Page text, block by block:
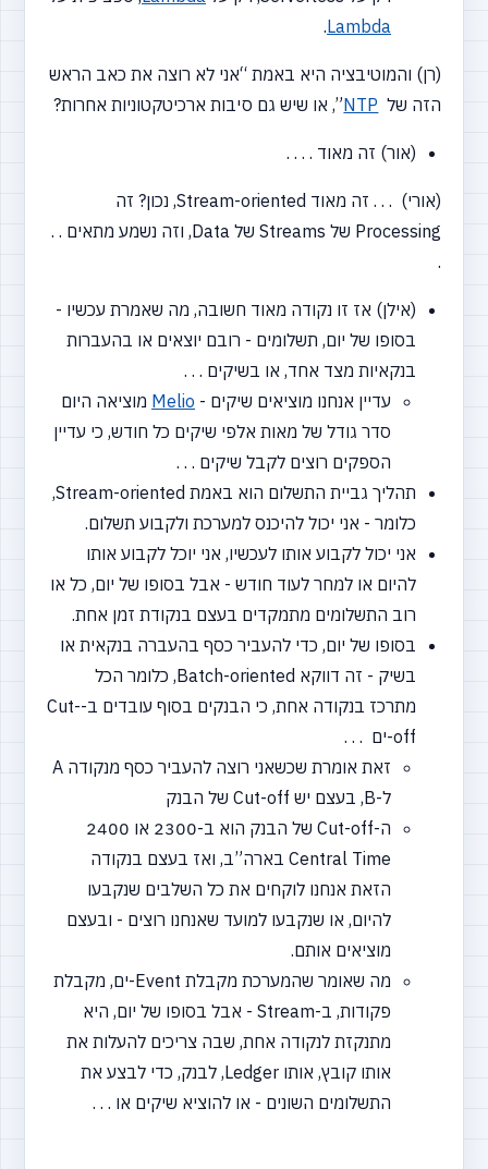
Lambda
.
(רן) והמוטיבציה היא באמת “אני לא רוצה את כאב הראש
הזה של NTP”, או שיש גם סיבות ארכיטקטוניות אחרות?
(אור) זה מאוד . . . .
(אורי) . . . זה מאוד Stream-oriented, נכון? זה
Processing של Streams של Data, וזה נשמע מתאים . .
.
(אילן) אז זו נקודה מאוד חשובה, מה שאמרת עכשיו -
בסופו של יום, תשלומים - רובם יוצאים או בהעברות
בנקאיות מצד אחד, או בשיקים . . .
עדיין אנחנו מוציאים שיקים - Melio מוציאה היום
סדר גודל של מאות אלפי שיקים כל חודש, כי עדיין
הספקים רוצים לקבל שיקים . . .
תהליך גביית התשלום הוא באמת Stream-oriented,
כלומר - אני יכול להיכנס למערכת ולקבוע תשלום.
אני יכול לקבוע אותו לעכשיו, אני יוכל לקבוע אותו
להיום או למחר לעוד חודש - אבל בסופו של יום, כל או
רוב התשלומים מתמקדים בעצם בנקודת זמן אחת.
בסופו של יום, כדי להעביר כסף בהעברה בנקאית או
בשיק - זה דווקא Batch-oriented, כלומר הכל
מתרכז בנקודה אחת, כי הבנקים בסוף עובדים ב-Cut-
off-ים . . .
זאת אומרת שכשאני רוצה להעביר כסף מנקודה A
ל-B, בעצם יש Cut-off של הבנק
ה-Cut-off של הבנק הוא ב-2300 או 2400
Central Time בארה”ב, ואז בעצם בנקודה
הזאת אנחנו לוקחים את כל השלבים שנקבעו
להיום, או שנקבעו למועד שאנחנו רוצים - ובעצם
מוציאים אותם.
מה שאומר שהמערכת מקבלת Event-ים, מקבלת
פקודות, ב-Stream - אבל בסופו של יום, היא
מתנקזת לנקודה אחת, שבה צריכים להעלות את
אותו קובץ, אותו Ledger, לבנק, כדי לבצע את
התשלומים השונים - או להוציא שיקים או . . .